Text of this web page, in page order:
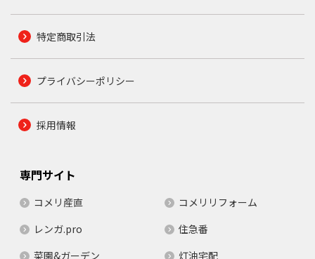
特定商取引法
プライバシーポリシー
採用情報
専門サイト
コメリ産直
コメリリフォーム
レンガ.pro
住急番
菜園&ガーデン
灯油宅配